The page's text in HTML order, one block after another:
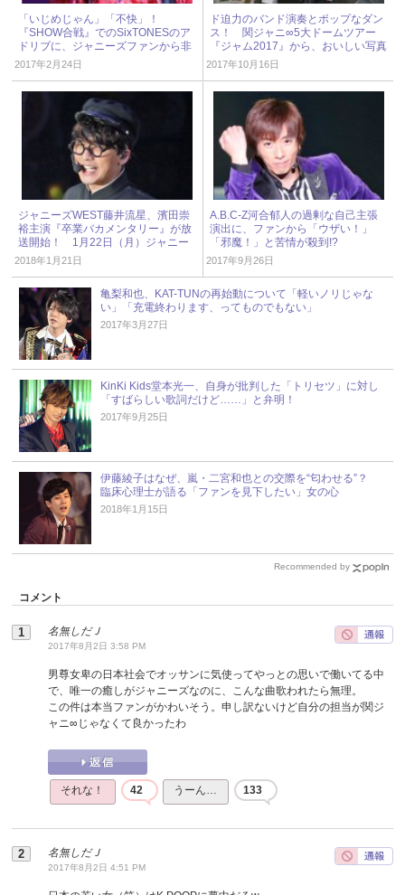
「いじめじゃん」「不快」！
『SHOW合戦』でのSixTONESのア
ドリブに、ジャニーズファンから非
難殺到
2017年2月24日
ド迫力のバンド演奏とポップなダン
ス！ 関ジャニ∞5大ドームツアー
『ジャム2017』から、おいしい写真
8枚をつまみ食い！
2017年10月16日
ジャニーズWEST藤井流星、濱田崇
裕主演『卒業バカメンタリー』が放
送開始！ 1月22日（月）ジャニー
ズアイドル出演情報
2018年1月21日
A.B.C-Z河合郁人の過剰な自己主張
演出に、ファンから「ウザい！」
「邪魔！」と苦情が殺到!?
2017年9月26日
亀梨和也、KAT-TUNの再始動について「軽いノリじゃな
い」「充電終わります、ってものでもない」
2017年3月27日
KinKi Kids堂本光一、自身が批判した「トリセツ」に対し
「すばらしい歌詞だけど……」と弁明！
2017年9月25日
伊藤綾子はなぜ、嵐・二宮和也との交際を“匂わせる”？
臨床心理士が語る「ファンを見下したい」女の心
2018年1月15日
Recommended by
コメント
名無しだＪ
2017年8月2日 3:58 PM
男尊女卑の日本社会でオッサンに気使ってやっとの思いで働いてる中
で、唯一の癒しがジャニーズなのに、こんな曲歌われたら無理。
この件は本当ファンがかわいそう。申し訳ないけど自分の担当が関ジ
ャニ∞じゃなくて良かったわ
それな！ 42 うーん… 133
名無しだＪ
2017年8月2日 4:51 PM